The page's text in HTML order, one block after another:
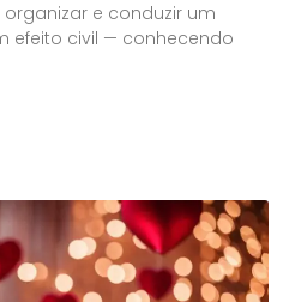
e conduzir um
efeito civil — conhecendo